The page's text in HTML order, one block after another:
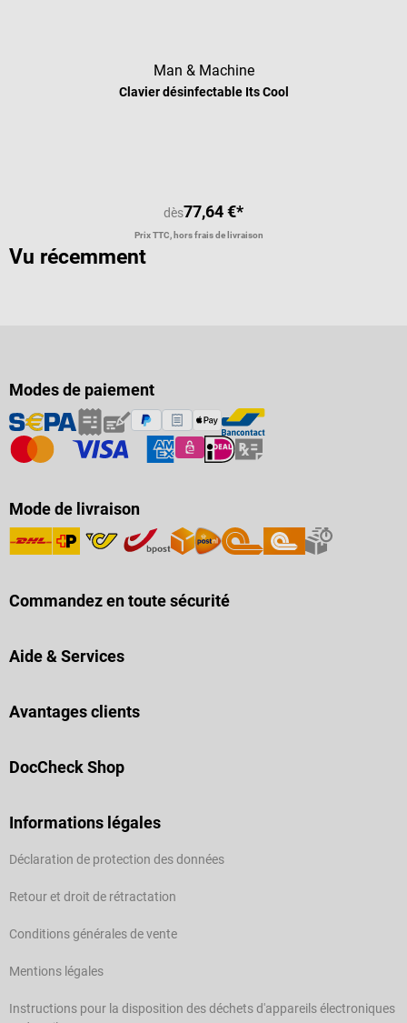
Man & Machine
Clavier désinfectable Its Cool
dès77,64 €*
Prix TTC, hors frais de livraison
Vu récemment
Modes de paiement
Mode de livraison
Commandez en toute sécurité
Aide & Services
Avantages clients
DocCheck Shop
Informations légales
Déclaration de protection des données
Retour et droit de rétractation
Conditions générales de vente
Mentions légales
Instructions pour la disposition des déchets d'appareils électroniques